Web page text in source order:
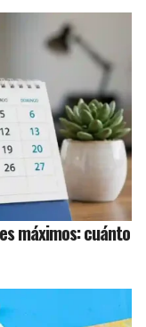
máximos: cuánto